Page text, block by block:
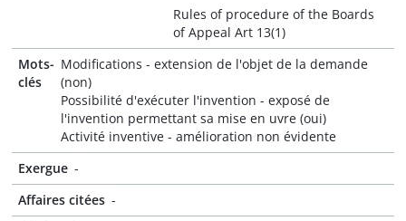
Rules of procedure of the Boards
of Appeal Art 13(1)
Mots-
clés
Modifications - extension de l'objet de la demande
(non)
Possibilité d'exécuter l'invention - exposé de
l'invention permettant sa mise en uvre (oui)
Activité inventive - amélioration non évidente
Exergue -
Affaires citées -